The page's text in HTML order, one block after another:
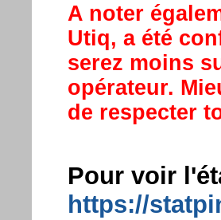
A noter
Utiq, a été
serez moins
opérateur.
de respecter
Pour voir
https://